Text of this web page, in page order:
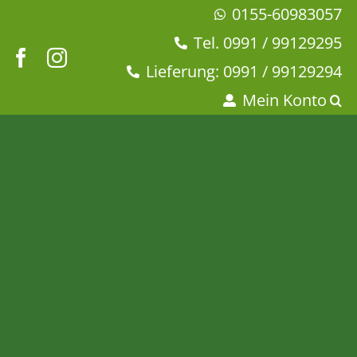
springen
0155-60983057
Tel. 0991 / 99129295
Lieferung: 0991 / 99129294
Mein Konto